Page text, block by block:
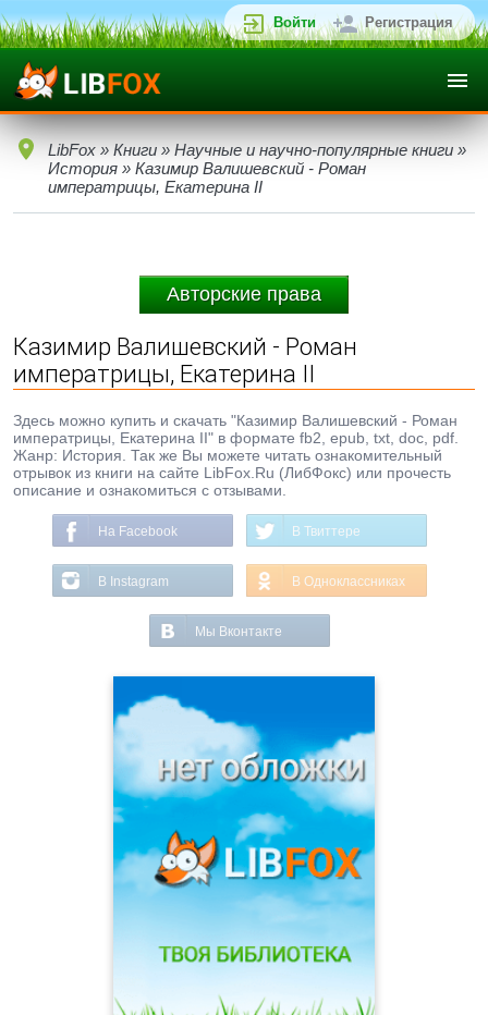
Войти Регистрация
LibFox » Книги » Научные и научно-популярные книги »
История » Казимир Валишевский - Роман
императрицы, Екатерина II
Авторские права
Казимир Валишевский - Роман
императрицы, Екатерина II
Здесь можно купить и скачать "Казимир Валишевский - Роман
императрицы, Екатерина II" в формате fb2, epub, txt, doc, pdf.
Жанр: История. Так же Вы можете читать ознакомительный
отрывок из книги на сайте LibFox.Ru (ЛибФокс) или прочесть
описание и ознакомиться с отзывами.
На Facebook В Твиттере
В Instagram В Одноклассниках
Мы Вконтакте